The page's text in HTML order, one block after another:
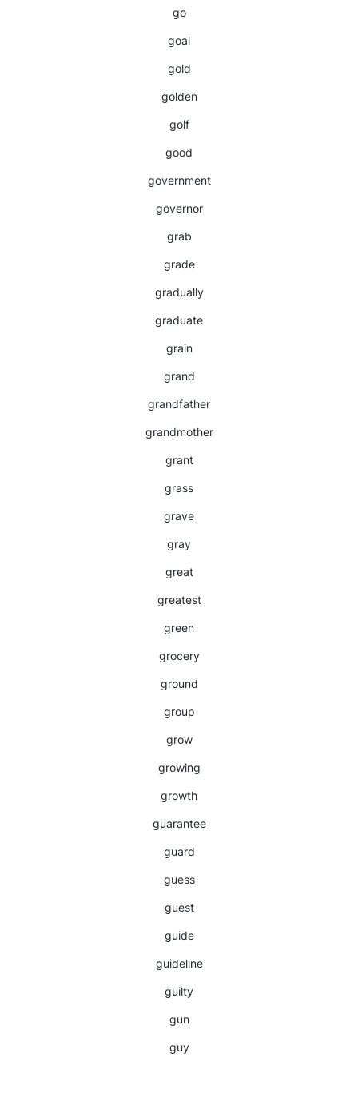
go
goal
gold
golden
golf
good
government
governor
grab
grade
gradually
graduate
grain
grand
grandfather
grandmother
grant
grass
grave
gray
great
greatest
green
grocery
ground
group
grow
growing
growth
guarantee
guard
guess
guest
guide
guideline
guilty
gun
guy